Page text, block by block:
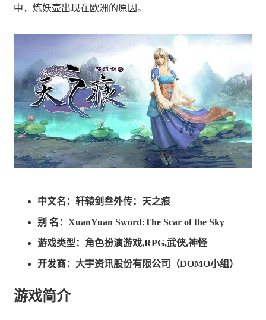
中，炼妖壶出现在欧洲的原因。
中文名：轩辕剑叁外传：天之痕
别 名：XuanYuan Sword:The Scar of the Sky
游戏类型：角色扮演游戏,RPG,武侠,神怪
开发商：大宇资讯股份有限公司（DOMO小组）
游戏简介